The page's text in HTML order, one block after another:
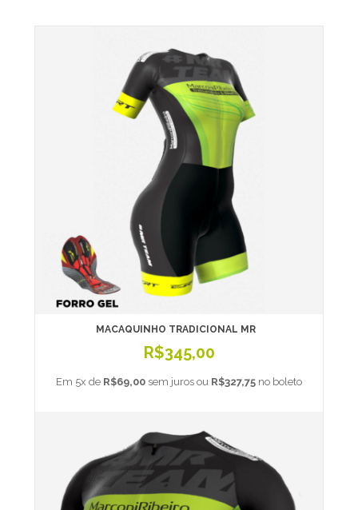
MACAQUINHO TRADICIONAL MR
R$345,00
Em 5x de R$69,00 sem juros ou R$327,75 no boleto